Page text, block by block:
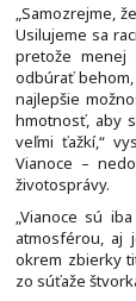
„Samozrejme,
Usilujeme sa
pretože
odbúrať
najlepšie
hmotnosť, aby
veľmi ťažkí,“
Vianoce –
životosprávy.
„Vianoce sú
atmosférou, aj
okrem zbierky
zo súťaže